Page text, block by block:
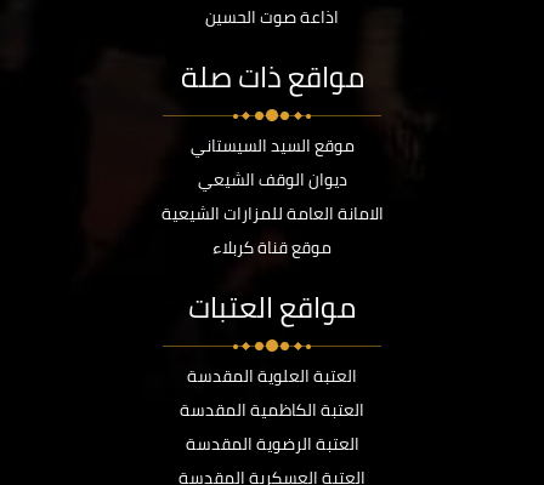
اذاعة صوت الحسين
مواقع ذات صلة
موقع السيد السيستاني
ديوان الوقف الشيعي
الامانة العامة للمزارات الشيعية
موقع قناة كربلاء
مواقع العتبات
العتبة العلوية المقدسة
العتبة الكاظمية المقدسة
العتبة الرضوية المقدسة
العتبة العسكرية المقدسة